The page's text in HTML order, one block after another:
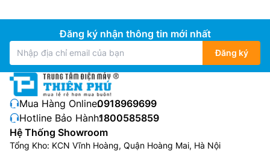
Đăng ký nhận thông tin mới nhất
Đăng ký
Mua Hàng Online:0918969699
Hotline Bảo Hành:1800585859
Hệ Thống Showroom
Tổng Kho: KCN Vĩnh Hoàng, Quận Hoàng Mai, Hà Nội